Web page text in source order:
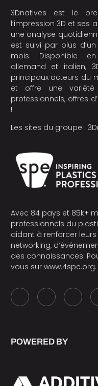
3Dnatives est le
l’impression 3D et ses
une analyse
est suivi par plus
mois. Disponible
allemand et italien,
principaux acteurs du
et offre une
professionnels, offres
!
Les sites du groupe :
Avec 84 pays et 85k+
professionnels du
aidant à renforcer
networking,
des connaissances.
vous sur www.4spe.org.
POWERED BY